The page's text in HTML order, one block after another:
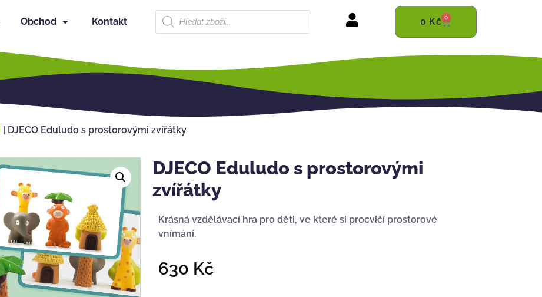
Obchod Kontakt 0 Kč 0
| DJECO Eduludo s prostorovými zvířátky
DJECO Eduludo s prostorovými
zvířátky
Krásná vzdělávací hra pro děti, ve které si procvičí prostorové
vnímání.
630 Kč